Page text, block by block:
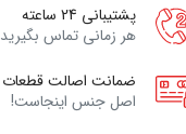
پشتیبانی 24 ساعته
هر زمانی تماس بگیرید
ضمانت اصالت قطعات
اصل جنس اینجاست!